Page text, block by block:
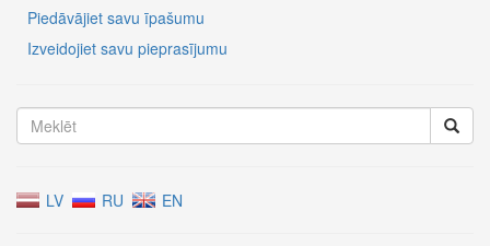
Piedāvājiet savu īpašumu
Izveidojiet savu pieprasījumu
LV RU EN